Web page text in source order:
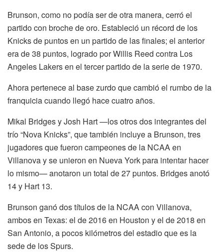
Brunson, como no podía ser de otra manera, cerró el
partido con broche de oro. Estableció un récord de los
Knicks de puntos en un partido de las finales; el anterior
era de 38 puntos, logrado por Willis Reed contra Los
Angeles Lakers en el tercer partido de la serie de 1970.
Ahora pertenece al base zurdo que cambió el rumbo de la
franquicia cuando llegó hace cuatro años.
Mikal Bridges y Josh Hart —los otros dos integrantes del
trío “Nova Knicks”, que también incluye a Brunson, tres
jugadores que fueron campeones de la NCAA en
Villanova y se unieron en Nueva York para intentar hacer
lo mismo— anotaron un total de 27 puntos. Bridges anotó
14 y Hart 13.
Brunson ganó dos títulos de la NCAA con Villanova,
ambos en Texas: el de 2016 en Houston y el de 2018 en
San Antonio, a pocos kilómetros del estadio que es la
sede de los Spurs.